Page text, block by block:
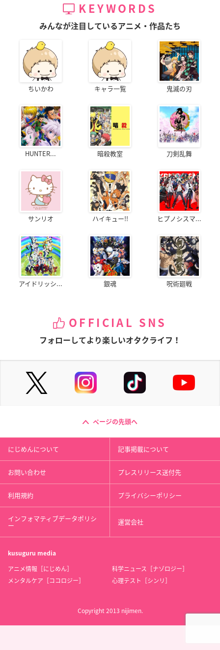
KEYWORDS
みんなが注目しているアニメ・作品たち
ちいかわ キャラ一覧 鬼滅の刃
HUNTER... 暗殺教室 刀剣乱舞
サンリオ ハイキュー!! ヒプノシスマ...
アイドリッシ... 銀魂 呪術廻戦
OFFICIAL SNS
フォローしてより楽しいオタクライフ！
ページの先頭へ
にじめんについて 記事掲載について
お問い合わせ プレスリリース送付先
利用規約 プライバシーポリシー
インフォマティブデータポリシ
ー 運営会社
kusuguru media
アニメ情報［にじめん］
科学ニュース［ナゾロジー］
メンタルケア［ココロジー］
心理テスト［シンリ］
Copyright 2013 nijimen.